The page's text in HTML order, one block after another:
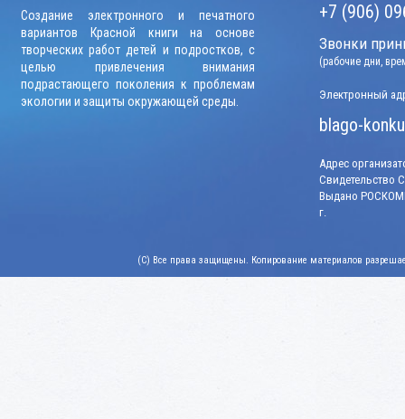
Создание электронного и печатного
вариантов Красной книги на основе
творческих работ детей и подростков, с
целью привлечения внимания
подрастающего поколения к проблемам
экологии и защиты окружающей среды.
+7 (906)
Звонки
(рабочие дни,
Электронный
blago-
Адрес
Свидетельство
Выдано
г.
(C) Все права защищены. Копирование материалов